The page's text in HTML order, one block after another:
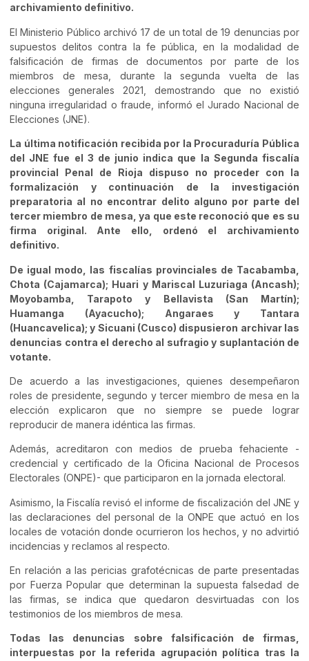
archivamiento definitivo.
El Ministerio Público archivó 17 de un total de 19 denuncias por
supuestos delitos contra la fe pública, en la modalidad de
falsificación de firmas de documentos por parte de los
miembros de mesa, durante la segunda vuelta de las
elecciones generales 2021, demostrando que no existió
ninguna irregularidad o fraude, informó el Jurado Nacional de
Elecciones (JNE).
La última notificación recibida por la Procuraduría Pública
del JNE fue el 3 de junio indica que la Segunda fiscalía
provincial Penal de Rioja dispuso no proceder con la
formalización y continuación de la investigación
preparatoria al no encontrar delito alguno por parte del
tercer miembro de mesa, ya que este reconoció que es su
firma original. Ante ello, ordenó el archivamiento
definitivo.
De igual modo, las fiscalías provinciales de Tacabamba,
Chota (Cajamarca); Huari y Mariscal Luzuriaga (Ancash);
Moyobamba, Tarapoto y Bellavista (San Martín);
Huamanga (Ayacucho); Angaraes y Tantara
(Huancavelica); y Sicuani (Cusco) dispusieron archivar las
denuncias contra el derecho al sufragio y suplantación de
votante.
De acuerdo a las investigaciones, quienes desempeñaron
roles de presidente, segundo y tercer miembro de mesa en la
elección explicaron que no siempre se puede lograr
reproducir de manera idéntica las firmas.
Además, acreditaron con medios de prueba fehaciente -
credencial y certificado de la Oficina Nacional de Procesos
Electorales (ONPE)- que participaron en la jornada electoral.
Asimismo, la Fiscalía revisó el informe de fiscalización del JNE y
las declaraciones del personal de la ONPE que actuó en los
locales de votación donde ocurrieron los hechos, y no advirtió
incidencias y reclamos al respecto.
En relación a las pericias grafotécnicas de parte presentadas
por Fuerza Popular que determinan la supuesta falsedad de
las firmas, se indica que quedaron desvirtuadas con los
testimonios de los miembros de mesa.
Todas las denuncias sobre falsificación de firmas,
interpuestas por la referida agrupación política tras la